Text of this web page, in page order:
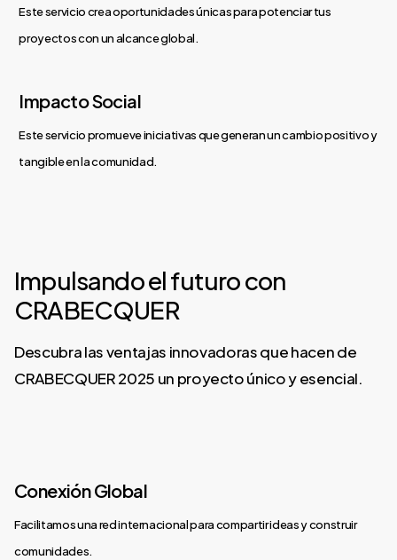
Este servicio crea oportunidades únicas para potenciar tus
proyectos con un alcance global.
Impacto Social
Este servicio promueve iniciativas que generan un cambio positivo y
tangible en la comunidad.
Impulsando el futuro con
CRABECQUER
Descubra las ventajas innovadoras que hacen de
CRABECQUER 2025 un proyecto único y esencial.
Conexión Global
Facilitamos una red internacional para compartir ideas y construir
comunidades.